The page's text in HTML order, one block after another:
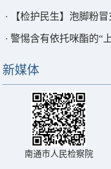
91万余元获刑
· 【检护民生】泡脚粉
两千余万元
· 警惕含有依托咪酯的“
新媒体
南通市人民检察院